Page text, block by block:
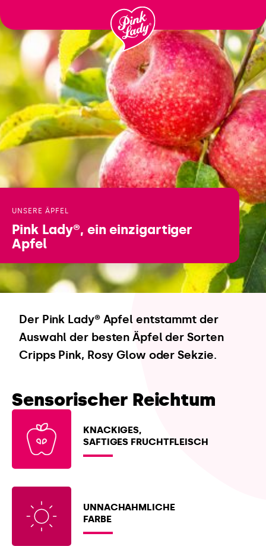
naar
inhoud
UNSERE ÄPFEL
Pink Lady®, ein einzigartiger
Apfel
Der Pink Lady® Apfel entstammt der
Auswahl der besten Äpfel der Sorten
Cripps Pink, Rosy Glow oder Sekzie.
Sensorischer Reichtum
KNACKIGES,
SAFTIGES FRUCHTFLEISCH
UNNACHAHMLICHE
FARBE